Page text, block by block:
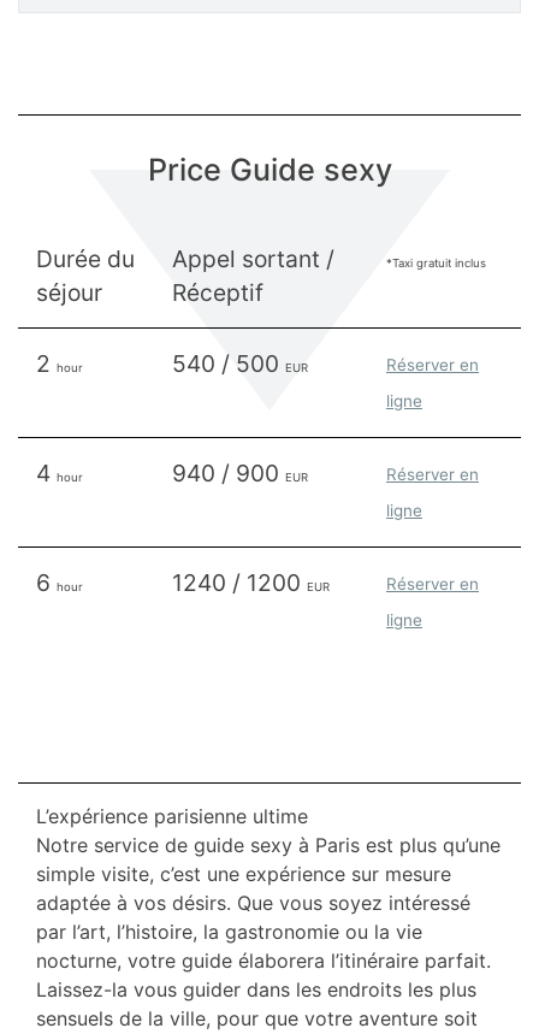
Price Guide sexy
Durée du
séjour
Appel sortant /
Réceptif
*Taxi gratuit inclus
2 hour 540 / 500EUR
Réserver en
ligne
4 hour 940 / 900EUR
Réserver en
ligne
6 hour 1240 / 1200EUR
Réserver en
ligne
L’expérience parisienne ultime
Notre service de guide sexy à Paris est plus qu’une
simple visite, c’est une expérience sur mesure
adaptée à vos désirs. Que vous soyez intéressé
par l’art, l’histoire, la gastronomie ou la vie
nocturne, votre guide élaborera l’itinéraire parfait.
Laissez-la vous guider dans les endroits les plus
sensuels de la ville, pour que votre aventure soit